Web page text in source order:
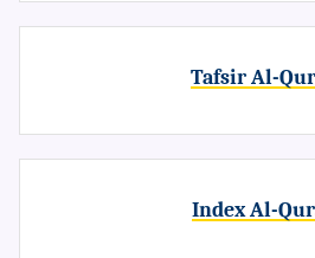
Tafsir Al-
Index Al-